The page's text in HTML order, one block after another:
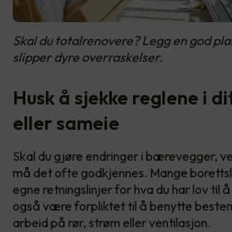
Skal du totalrenovere? Legg en god
slipper dyre overraskelser.
Husk å sjekke reglene i
eller sameie
Skal du gjøre endringer i bærevegger,
må det ofte godkjennes. Mange
egne retningslinjer for hva du har lov til
også være forpliktet til å benytte
arbeid på rør, strøm eller ventilasjon.